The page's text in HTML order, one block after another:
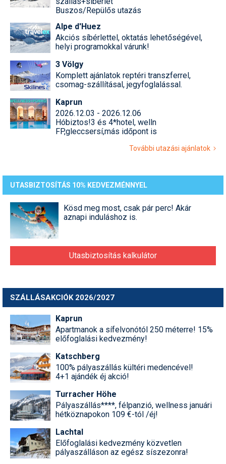
Buszos/Repülős utazás
Alpe d'Huez
Akciós síbérlettel, oktatás lehetőségével,
helyi programokkal várunk!
3 Völgy
Komplett ajánlatok reptéri transzferrel,
csomag-szállításal, jegyfoglalással.
Kaprun
2026.12.03 - 2026.12.06
Hóbiztos!3 és 4*hotel, welln
FP,gleccsersí,más időpont is
További utazási ajánlatok
UTASBIZTOSÍTÁS 10% KEDVEZMÉNNYEL
Kösd meg most, csak pár perc! Akár
aznapi induláshoz is.
Utasbiztosítás kalkulátor
SZÁLLÁSAKCIÓK 2026/2027
Kaprun
Apartmanok a sífelvonótól 250 méterre! 15%
előfoglalási kedvezmény!
Katschberg
100% pályaszállás kültéri medencével!
4+1 ajándék éj akció!
Turracher Höhe
Pályaszállás****, félpanzió, wellness januári
hétköznapokon 109 €-tól /éj!
Lachtal
Előfoglalási kedvezmény közvetlen
pályaszálláson az egész síszezonra!